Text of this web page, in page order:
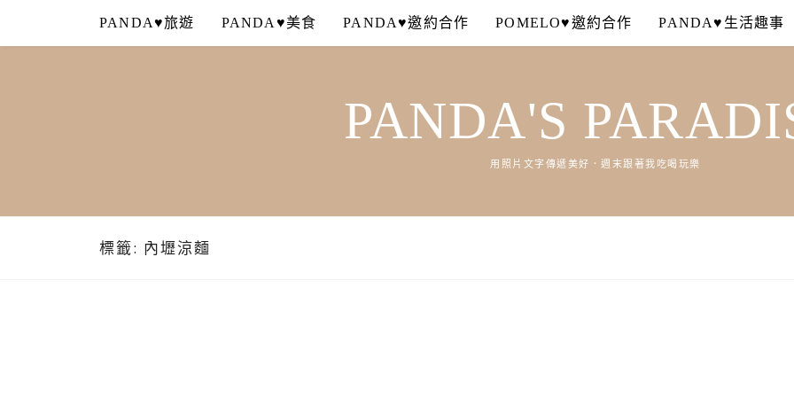
content
PANDA♥旅遊 PANDA♥美食 PANDA♥邀約合作 POMELO♥邀約合作 PANDA♥生活趣事
PANDA'S
用照片文字傳遞美好．週末跟著我吃喝玩樂
標籤: 內壢涼麵